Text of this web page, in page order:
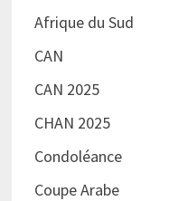
Afrique du Sud
CAN
CAN 2025
CHAN 2025
Condoléance
Coupe Arabe